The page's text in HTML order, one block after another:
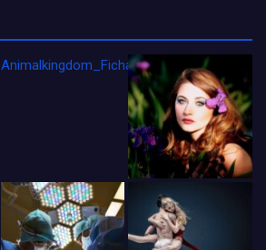
Animalkingdom_FichaCine